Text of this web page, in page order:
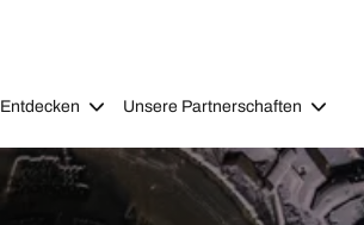
Entdecken Unsere Partnerschaften